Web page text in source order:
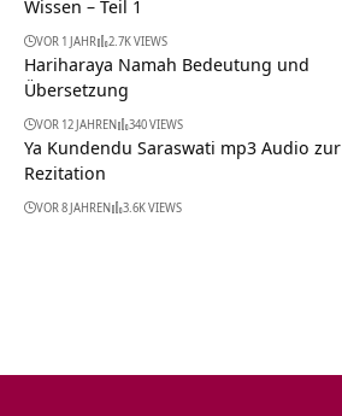
Wissen – Teil 1
VOR 1 JAHR 2.7K VIEWS
Hariharaya Namah Bedeutung und
Übersetzung
VOR 12 JAHREN 340 VIEWS
Ya Kundendu Saraswati mp3 Audio zur
Rezitation
VOR 8 JAHREN 3.6K VIEWS